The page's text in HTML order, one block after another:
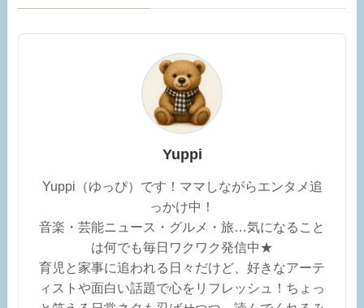
Yuppi
Yuppi（ゆっぴ）です！ママしながらエンタメ追
っかけ中！
音楽・芸能ニュース・グルメ・旅…気になること
は何でも毎日ワクワク発信中★
育児と家事に追われる日々だけど、好きなアーテ
ィストや面白い話題で心をリフレッシュ！ちょっ